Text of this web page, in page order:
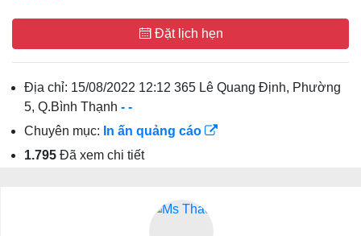
Đặt lịch hẹn
Địa chỉ: 15/08/2022 12:12 365 Lê Quang Định, Phường
5, Q.Bình Thạnh - -
Chuyên mục: In ấn quảng cáo
1.795 Đã xem chi tiết